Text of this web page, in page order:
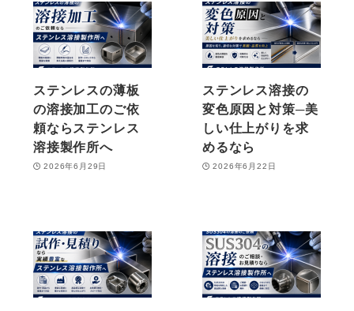
ステンレスの薄板
の溶接加工のご依
頼ならステンレス
溶接製作所へ
2026年6月29日
ステンレス溶接の
変色原因と対策─美
しい仕上がりを求
めるなら
2026年6月22日